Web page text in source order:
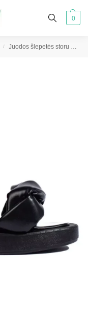
0
/ Juodos šlepetės storu padu